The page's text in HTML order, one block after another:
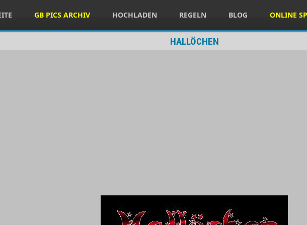
GB PICS ARCHIV HOCHLADEN REGELN BLOG ONLINE
HALLÖCHEN